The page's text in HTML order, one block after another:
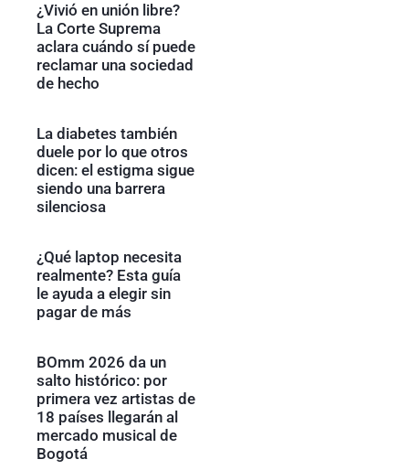
¿Vivió en unión libre?
La Corte Suprema
aclara cuándo sí puede
reclamar una sociedad
de hecho
La diabetes también
duele por lo que otros
dicen: el estigma sigue
siendo una barrera
silenciosa
¿Qué laptop necesita
realmente? Esta guía
le ayuda a elegir sin
pagar de más
BOmm 2026 da un
salto histórico: por
primera vez artistas de
18 países llegarán al
mercado musical de
Bogotá